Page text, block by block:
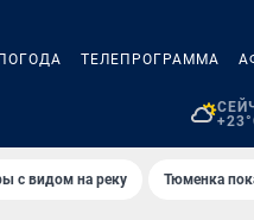
ПОГОДА ТЕЛЕПРОГРАММА
с видом на реку Тюменка